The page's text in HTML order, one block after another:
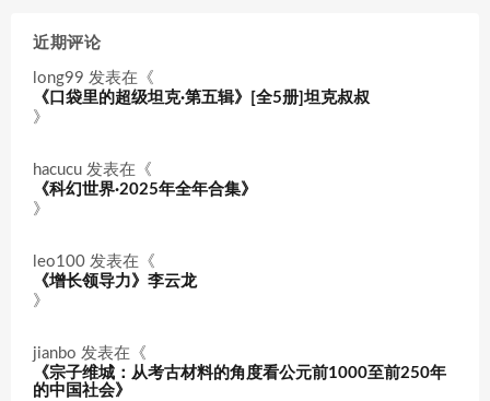
近期评论
long99 发表在《
《口袋里的超级坦克·第五辑》[全5册]坦克叔叔
》
hacucu 发表在《
《科幻世界·2025年全年合集》
》
leo100 发表在《
《增长领导力》李云龙
》
jianbo 发表在《
《宗子维城：从考古材料的角度看公元前1000至前250年
的中国社会》